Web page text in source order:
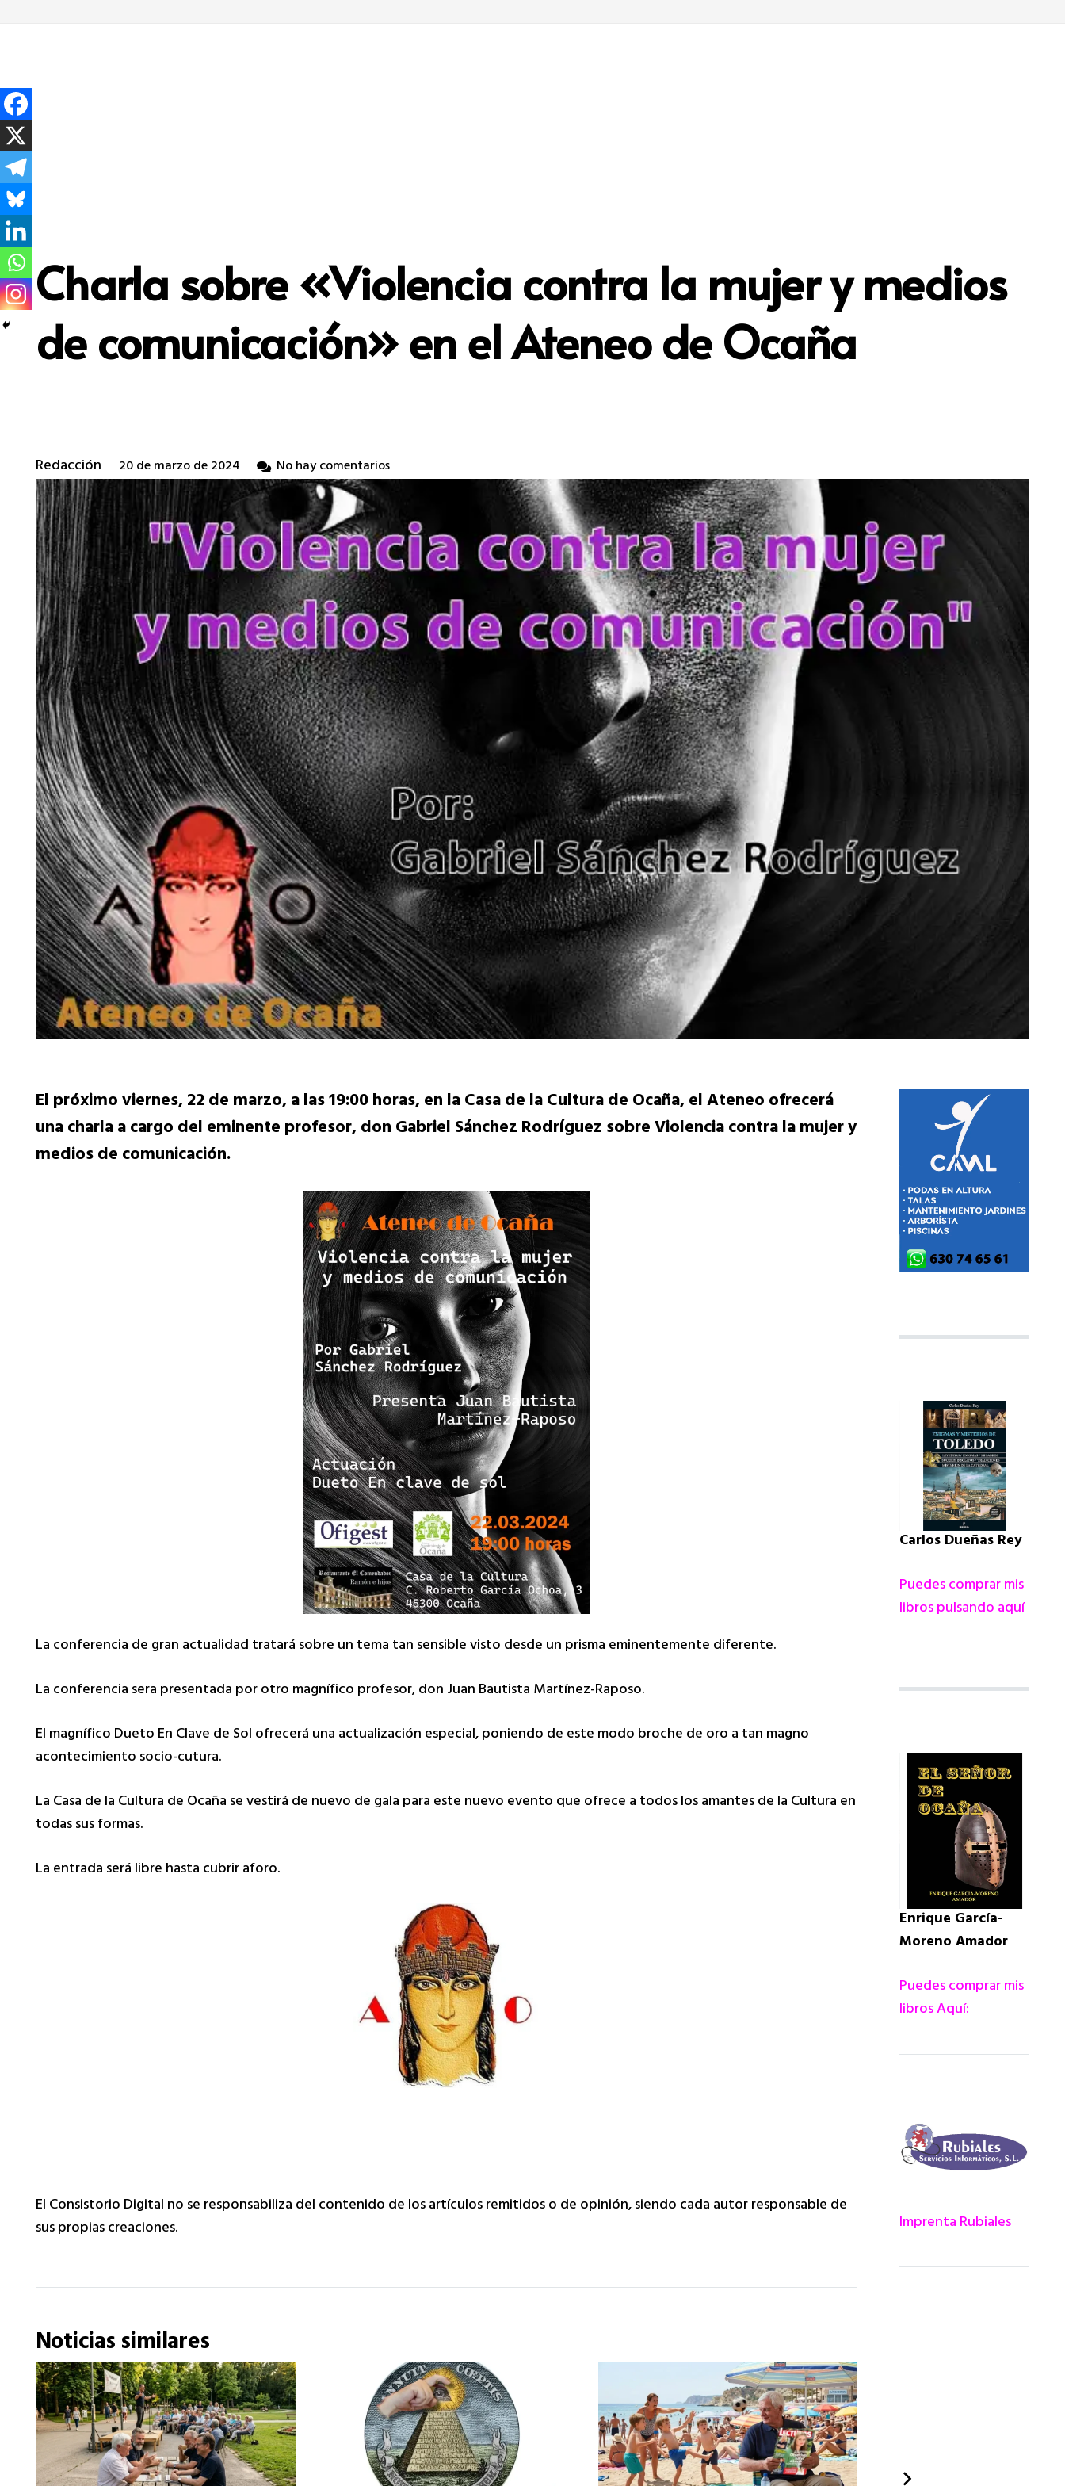
Charla sobre «Violencia contra la mujer y medios
de comunicación» en el Ateneo de Ocaña
Redacción 20 de marzo de 2024 No hay comentarios
El próximo viernes, 22 de marzo, a las 19:00 horas, en la Casa de la Cultura de Ocaña, el Ateneo ofrecerá
una charla a cargo del eminente profesor, don Gabriel Sánchez Rodríguez sobre Violencia contra la mujer y
medios de comunicación.
La conferencia de gran actualidad tratará sobre un tema tan sensible visto desde un prisma eminentemente diferente.
La conferencia sera presentada por otro magnífico profesor, don Juan Bautista Martínez-Raposo.
El magnífico Dueto En Clave de Sol ofrecerá una actualización especial, poniendo de este modo broche de oro a tan magno
acontecimiento socio-cutura.
La Casa de la Cultura de Ocaña se vestirá de nuevo de gala para este nuevo evento que ofrece a todos los amantes de la Cultura en
todas sus formas.
La entrada será libre hasta cubrir aforo.
El Consistorio Digital no se responsabiliza del contenido de los artículos remitidos o de opinión, siendo cada autor responsable de
sus propias creaciones.
Noticias similares
Carlos Dueñas Rey
Puedes comprar mis
libros pulsando aquí
Enrique García-
Moreno Amador
Puedes comprar mis
libros Aquí:
Imprenta Rubiales